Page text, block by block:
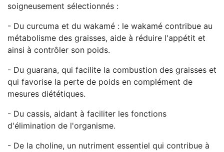
soigneusement sélectionnés :
- Du curcuma et du wakamé : le wakamé contribue au
métabolisme des graisses, aide à réduire l'appétit et
ainsi à contrôler son poids.
- Du guarana, qui facilite la combustion des graisses et
qui favorise la perte de poids en complément de
mesures diététiques.
- Du cassis, aidant à faciliter les fonctions
d'élimination de l'organisme.
- De la choline, un nutriment essentiel qui contribue à